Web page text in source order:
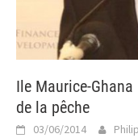
Ile Maurice-
de la pêche
03/06/2014